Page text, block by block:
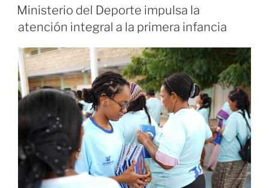
de
la
Selección
Colombia
Masculina
Sub-
17»
EL
Ministerio del Deporte impulsa la
atención integral a la primera infancia